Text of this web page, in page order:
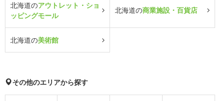
北海道のアウトレット・ショ
ッピングモール
北海道の商業施設・百貨店
北海道の美術館
その他のエリアから探す